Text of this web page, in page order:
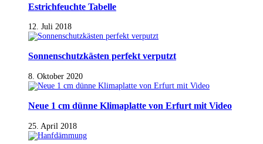
Estrichfeuchte Tabelle
12. Juli 2018
Sonnenschutzkästen perfekt verputzt
8. Oktober 2020
Neue 1 cm dünne Klimaplatte von Erfurt mit Video
25. April 2018